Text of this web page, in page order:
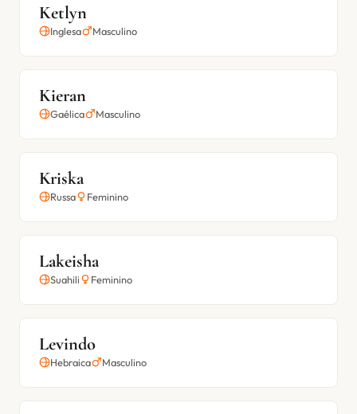
Ketlyn
Inglesa Masculino
Kieran
Gaélica Masculino
Kriska
Russa Feminino
Lakeisha
Suahili Feminino
Levindo
Hebraica Masculino